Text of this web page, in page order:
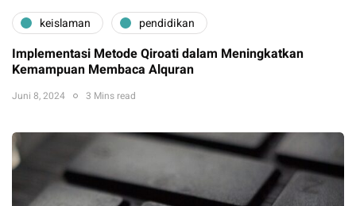
keislaman pendidikan
Implementasi Metode Qiroati dalam Meningkatkan
Kemampuan Membaca Alquran
Juni 8, 2024 3 Mins read